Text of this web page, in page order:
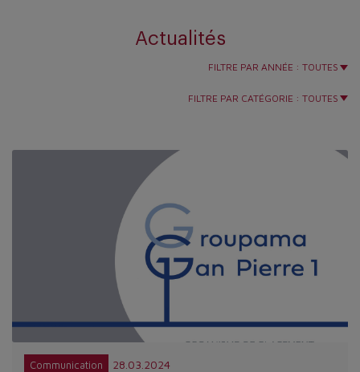
Actualités
FILTRE PAR ANNÉE : TOUTES
FILTRE PAR CATÉGORIE : TOUTES
Communication 28.03.2024